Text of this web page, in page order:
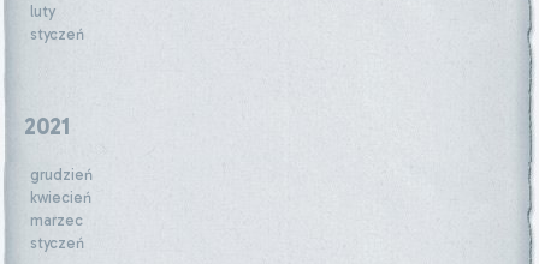
luty
styczeń
2021
grudzień
kwiecień
marzec
styczeń